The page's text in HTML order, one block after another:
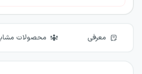
معرفی محصولات